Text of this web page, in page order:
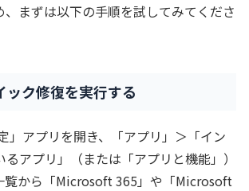
、まずは以下の手順を試してみてくださ
ク修復を実行する
」アプリを開き、「アプリ」＞「イン
アプリ」（または「アプリと機能」）
覧から「Microsoft 365」や「Microsoft